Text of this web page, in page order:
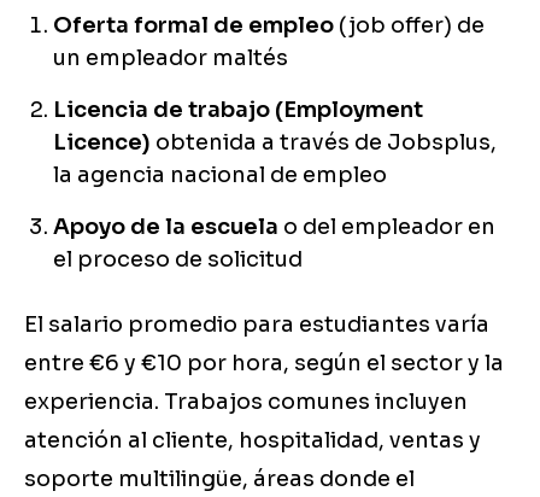
Oferta formal de empleo (job offer) de
un empleador maltés
Licencia de trabajo (Employment
Licence) obtenida a través de Jobsplus,
la agencia nacional de empleo
Apoyo de la escuela o del empleador en
el proceso de solicitud
El salario promedio para estudiantes varía
entre €6 y €10 por hora, según el sector y la
experiencia. Trabajos comunes incluyen
atención al cliente, hospitalidad, ventas y
soporte multilingüe, áreas donde el